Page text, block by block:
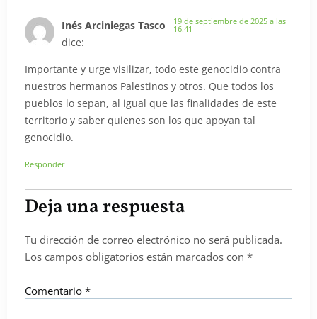
Inés Arciniegas Tasco
dice:
19 de septiembre de 2025 a las
16:41
Importante y urge visilizar, todo este genocidio contra
nuestros hermanos Palestinos y otros. Que todos los
pueblos lo sepan, al igual que las finalidades de este
territorio y saber quienes son los que apoyan tal
genocidio.
Responder
Deja una respuesta
Tu dirección de correo electrónico no será publicada.
Los campos obligatorios están marcados con *
Comentario *